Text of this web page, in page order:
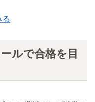
る
ルで合格を目